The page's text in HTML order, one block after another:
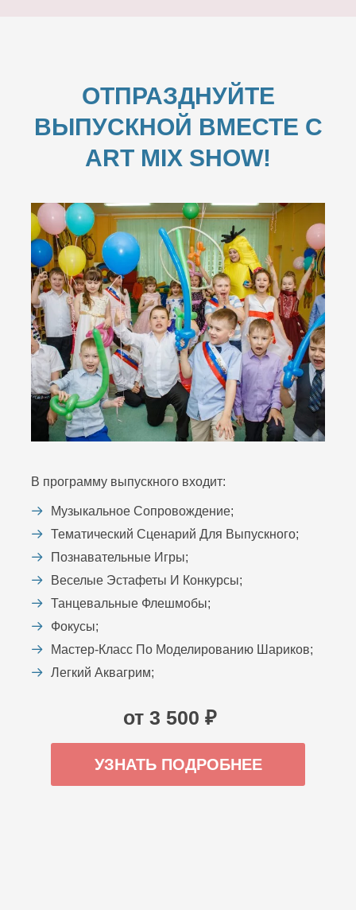
ОТПРАЗДНУЙТЕ
ВЫПУСКНОЙ ВМЕСТЕ С
ART MIX SHOW!
В программу выпускного входит:
Музыкальное Сопровождение;
Тематический Сценарий Для Выпускного;
Познавательные Игры;
Веселые Эстафеты И Конкурсы;
Танцевальные Флешмобы;
Фокусы;
Мастер-Класс По Моделированию Шариков;
Легкий Аквагрим;
от 3 500 ₽
УЗНАТЬ ПОДРОБНЕЕ